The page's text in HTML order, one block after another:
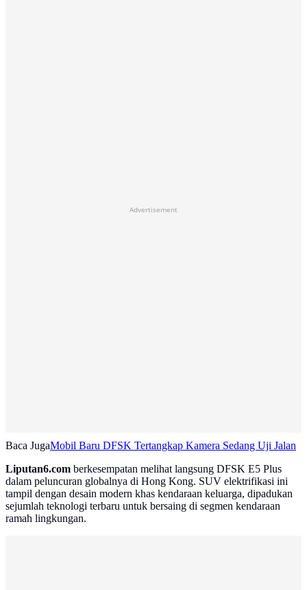
Advertisement
Baca JugaMobil Baru DFSK Tertangkap Kamera Sedang Uji Jalan
Liputan6.com berkesempatan melihat langsung DFSK E5 Plus
dalam peluncuran globalnya di Hong Kong. SUV elektrifikasi ini
tampil dengan desain modern khas kendaraan keluarga, dipadukan
sejumlah teknologi terbaru untuk bersaing di segmen kendaraan
ramah lingkungan.